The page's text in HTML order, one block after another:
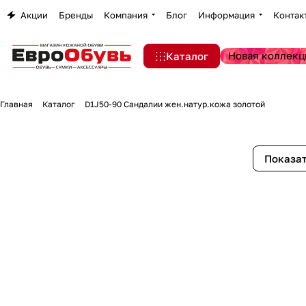
Акции Бренды Компания Блог Информация
Каталог Новая
Главная Каталог D1J50-90 Сандалии жен.натур.кожа золотой